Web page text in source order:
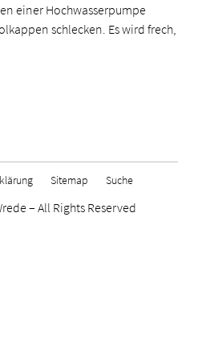
einer Hochwasserpumpe
schlecken. Es wird frech,
Sitemap Suche
– All Rights Reserved